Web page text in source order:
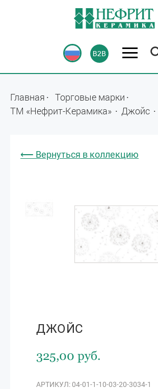
Главная
Торговые марки
ТМ «Нефрит-Керамика»
Джойс
⟵ Вернуться в коллекцию
ДЖОЙС
325,00 руб.
АРТИКУЛ: 04-01-1-10-03-20-3034-1